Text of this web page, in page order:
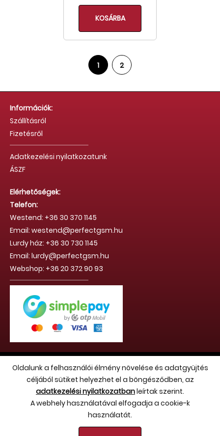
KOSÁRBA
1 2
Információk:
Szállításról
Fizetésről
Adatkezelési nyilatkozatunk
ÁSZF
Elérhetőségek:
Telefon:
Westend: +36 30 370 1145
Email: westend@perfectgsm.hu
Lurdy ház: +36 30 730 1145
Email: lurdy@perfectgsm.hu
Webshop: +36 20 372 90 93
Oldalunk a felhasználói élmény növelése és adatgyüjtés
céljából sütiket helyezhet el a böngésződben, az
adatkezelési nyilatkozatbanleírtak szerint.
A webhely használatával elfogadja a cookie-k
használatát.